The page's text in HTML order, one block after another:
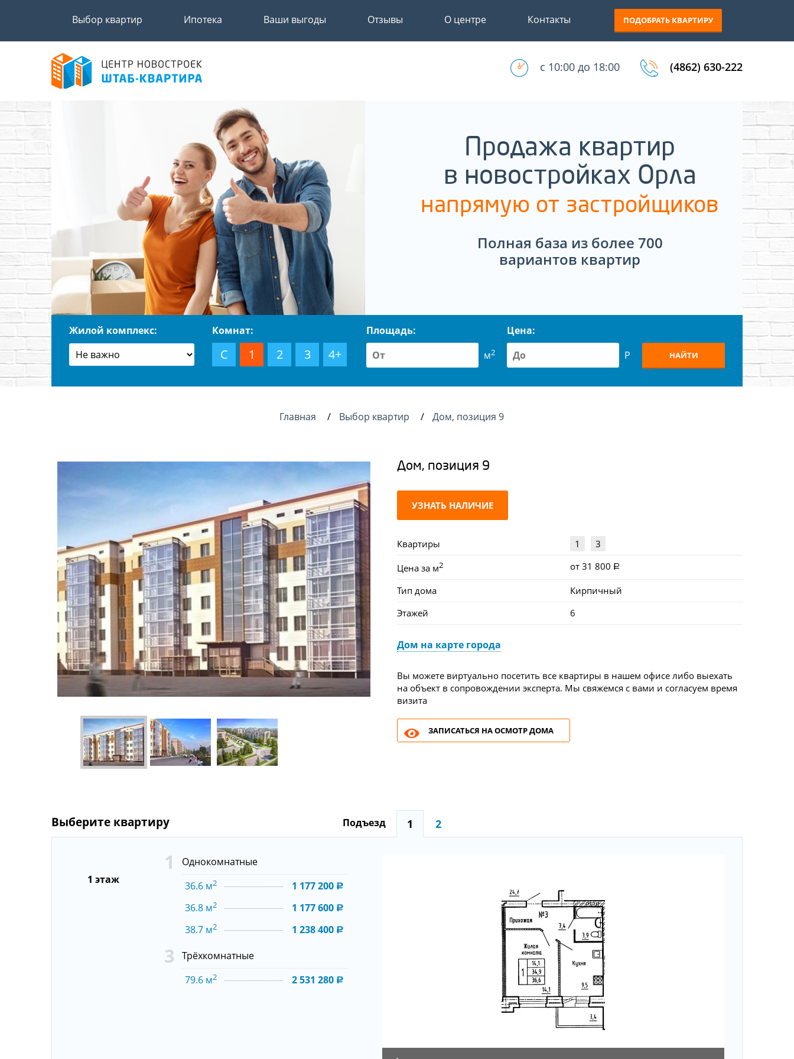
Выбор квартир Ипотека Ваши выгоды Отзывы О центре Контакты ПОДОБРАТЬ КВАРТИРУ
с 10:00 до 18:00 (4862) 630-222
Продажа квартир
в новостройках Орла
напрямую от застройщиков
Полная база из более 700
вариантов квартир
Жилой комплекс: Комнат:
С 1 2 3 4+
Площадь:
м2
Цена:
Р
НАЙТИ
Главная Выбор квартир Дом, позиция 9
Дом, позиция 9
УЗНАТЬ НАЛИЧИЕ
Квартиры 1 3
Цена за м2 от 31 800
Тип дома
Кирпичный
Этажей
6
Дом на карте города
Вы можете виртуально посетить все квартиры в нашем офисе либо выехать
на объект в сопровождении эксперта. Мы свяжемся с вами и согласуем время
визита
ЗАПИСАТЬСЯ НА ОСМОТР ДОМА
Подъезд 1 2
1 этаж
1
Однокомнатные
36.6 м2
1 177 200
36.8 м2
1 177 600
38.7 м2 1 238 400
3
Трёхкомнатные
79.6 м2 2 531 280